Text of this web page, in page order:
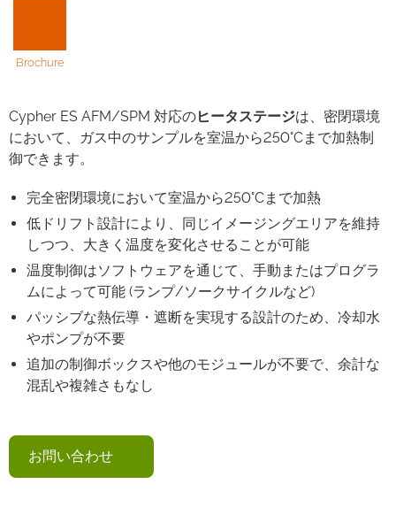
Brochure
Cypher ES AFM/SPM 対応のヒータステージは、密閉環境
において、ガス中のサンプルを室温から250°Cまで加熱制
御できます。
完全密閉環境において室温から250°Cまで加熱
低ドリフト設計により、同じイメージングエリアを維持
しつつ、大きく温度を変化させることが可能
温度制御はソフトウェアを通じて、手動またはプログラ
ムによって可能 (ランプ/ソークサイクルなど)
パッシブな熱伝導・遮断を実現する設計のため、冷却水
やポンプが不要
追加の制御ボックスや他のモジュールが不要で、余計な
混乱や複雑さもなし
お問い合わせ